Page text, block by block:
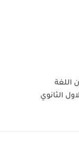
اللغة
الثانوي